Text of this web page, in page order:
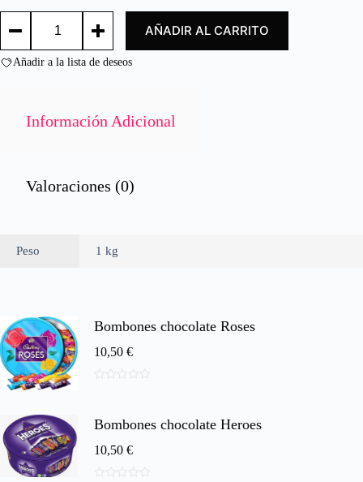
n
0
NEGRA
800G.
PEPPER
800G
AÑADIR AL CARRITO
Añadir a la lista de deseos
Información Adicional
Valoraciones (0)
Peso 1 kg
Bombones chocolate Roses
10,50 €
5
Bombones chocolate Heroes
10,50 €